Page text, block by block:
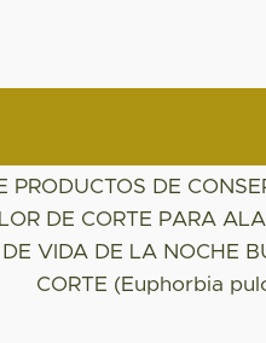
PRODUCTOS DE
DE CORTE PARA
VIDA DE LA NOCHE
CORTE (Euphorbia